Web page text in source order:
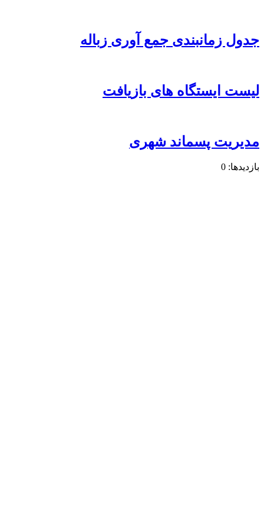
جدول زمانبندی جمع آوری زباله
لیست ایستگاه های بازیافت
مدیریت پسماند شهری
بازدیدها: 0